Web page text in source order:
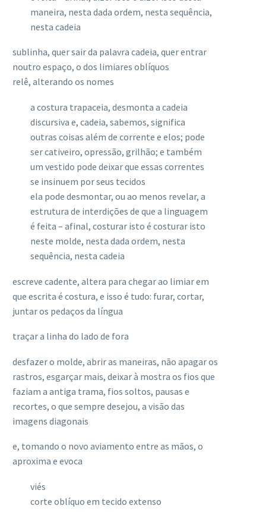
maneira, nesta dada ordem, nesta sequência,
nesta cadeia
sublinha, quer sair da palavra cadeia, quer entrar
noutro espaço, o dos limiares oblíquos
relê, alterando os nomes
a costura trapaceia, desmonta a cadeia
discursiva e, cadeia, sabemos, significa
outras coisas além de corrente e elos; pode
ser cativeiro, opressão, grilhão; e também
um vestido pode deixar que essas correntes
se insinuem por seus tecidos
ela pode desmontar, ou ao menos revelar, a
estrutura de interdições de que a linguagem
é feita – afinal, costurar isto é costurar isto
neste molde, nesta dada ordem, nesta
sequência, nesta cadeia
escreve cadente, altera para chegar ao limiar em
que escrita é costura, e isso é tudo: furar, cortar,
juntar os pedaços da língua
traçar a linha do lado de fora
desfazer o molde, abrir as maneiras, não apagar os
rastros, esgarçar mais, deixar à mostra os fios que
faziam a antiga trama, fios soltos, pausas e
recortes, o que sempre desejou, a visão das
imagens diagonais
e, tomando o novo aviamento entre as mãos, o
aproxima e evoca
viés
corte oblíquo em tecido extenso